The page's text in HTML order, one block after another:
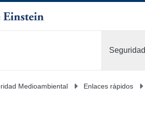
Seguridad
Medioambiental Enlaces rápidos